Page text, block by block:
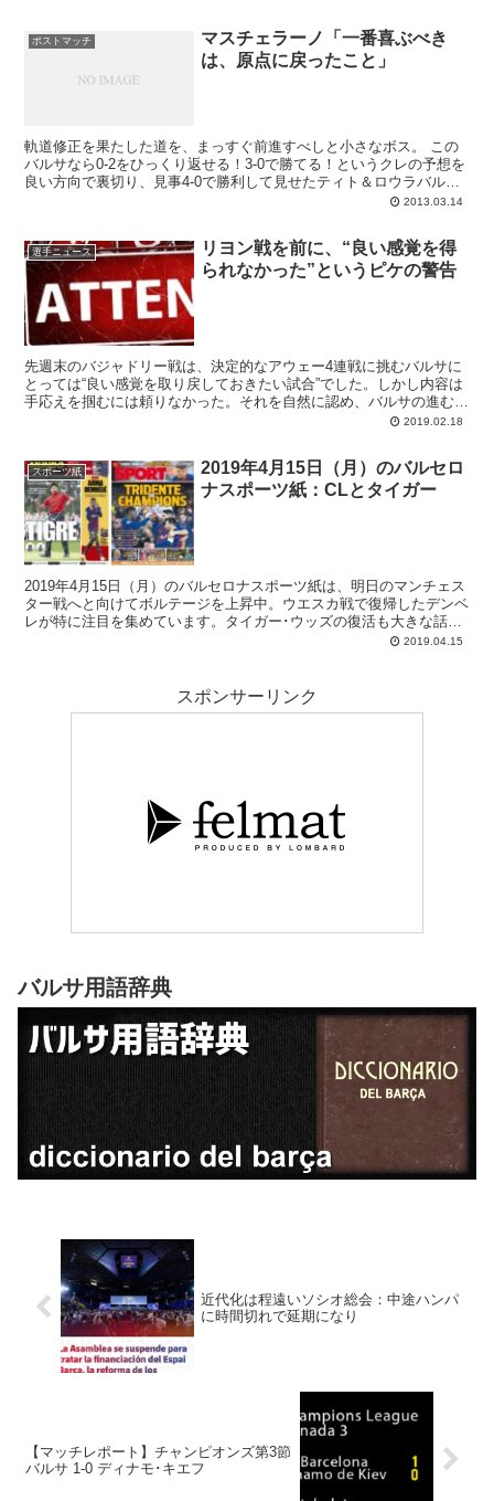
されていまして、APOEL戦で累積警告のスタンプカードが一杯とな
ってしまったダニ･アルベスの代役をどの選手に任せるかが、先発イ
レブンにおける一番の関心点です。
ポストマッチ
マスチェラーノ「一番喜ぶべき
は、原点に戻ったこと」
軌道修正を果たした道を、まっすぐ前進すべしと小さなボス。 この
バルサなら0-2をひっくり返せる！3-0で勝てる！というクレの予想を
良い方向で裏切り、見事4-0で勝利して見せたティト＆ロウラバルセ
2013.03.14
選手ニュース
リヨン戦を前に、“良い感覚を得
られなかった”というピケの警告
先週末のバジャドリー戦は、決定的なアウェー4連戦に挑むバルサに
とっては“良い感覚を取り戻しておきたい試合”でした。しかし内容は
手応えを掴むには頼りなかった。それを自然に認め、バルサの進むべ
2019.02.18
スポーツ紙
2019年4月15日（月）のバルセロ
ナスポーツ紙：CLとタイガー
2019年4月15日（月）のバルセロナスポーツ紙は、明日のマンチェス
ター戦へと向けてボルテージを上昇中。ウエスカ戦で復帰したデンベ
レが特に注目を集めています。タイガー･ウッズの復活も大きな話題
2019.04.15
スポンサーリンク
バルサ用語辞典
近代化は程遠いソシオ総会：中途ハンパ
に時間切れで延期になり
【マッチレポート】チャンピオンズ第3節
バルサ 1-0 ディナモ･キエフ